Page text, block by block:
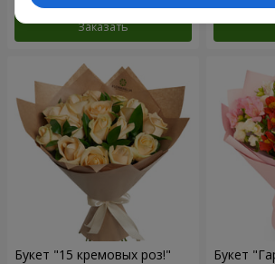
Заказать
Букет "15 кремовых роз!" Букет